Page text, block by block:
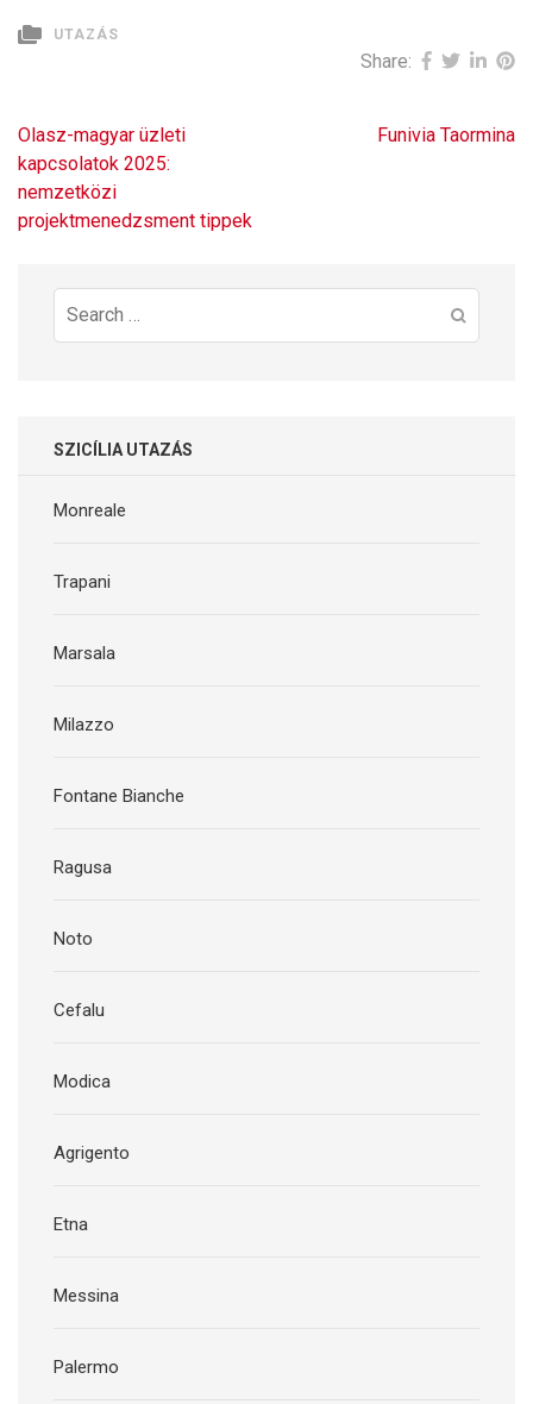
UTAZÁS
Share:
Bejegyzés
navigáció
Olasz-magyar üzleti
kapcsolatok 2025:
nemzetközi
projektmenedzsment tippek
Funivia Taormina
Search
for:
SZICÍLIA UTAZÁS
Monreale
Trapani
Marsala
Milazzo
Fontane Bianche
Ragusa
Noto
Cefalu
Modica
Agrigento
Etna
Messina
Palermo